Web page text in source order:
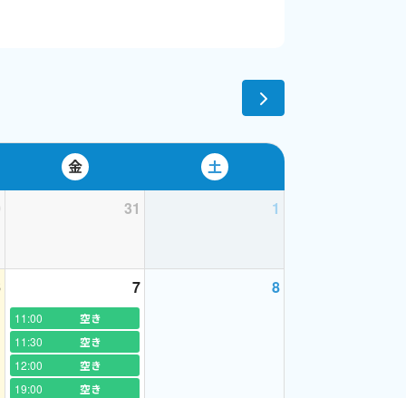
金
土
31 1
7
11:00 空き
11:30 空き
12:00 空き
19:00 空き
8